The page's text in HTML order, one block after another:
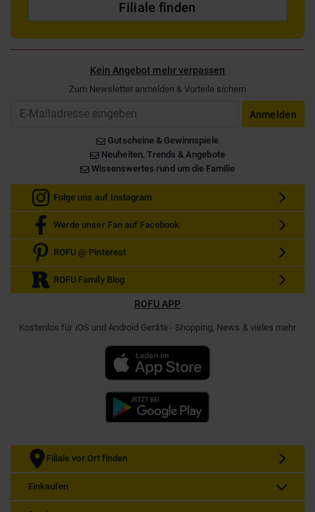
Filiale finden
Kein Angebot mehr verpassen
Zum Newsletter anmelden & Vorteile sichern
Anmelden
Gutscheine & Gewinnspiele
Neuheiten, Trends & Angebote
Wissenswertes rund um die Familie
Folge uns auf Instagram
Werde unser Fan auf Facebook
ROFU @ Pinterest
ROFU Family Blog
ROFU APP
Kostenlos für iOS und Android Geräte - Shopping, News & vieles mehr
Filiale vor Ort finden
Einkaufen